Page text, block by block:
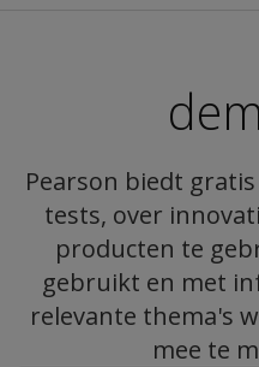
Clinical | NL
Pearson biedt
tests, over
producten te
gebruikt en met
relevante thema's
mee te